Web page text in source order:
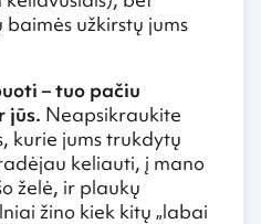
užkirstų jums
– tuo pačiu
jūs. Neapsikraukite
kurie jums trukdytų
keliauti, į mano
želė, ir plaukų
žino kiek kitų „labai